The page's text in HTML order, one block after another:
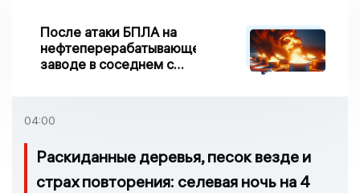
После атаки БПЛА на
нефтеперерабатывающем
заводе в соседнем с
возгорание
04:00
Раскиданные деревья, песок везде и
страх повторения: селевая ночь на 4